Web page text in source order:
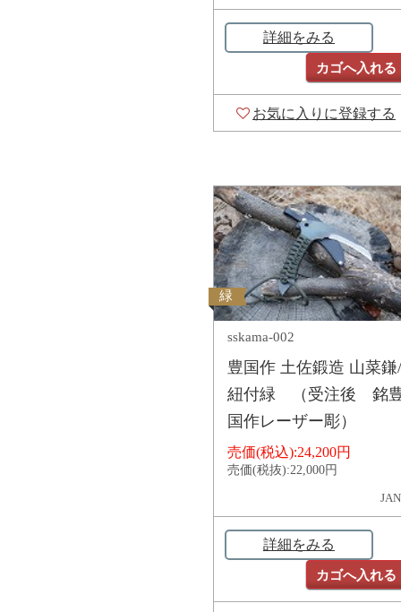
詳細をみる
カゴへ入れる
お気に入りに登録する
緑
sskama-002
豊国作 土佐鍛造 山菜鎌/
紐付緑 （受注後 銘
国作レーザー彫）
売価(税込):24,200円
売価(税抜):22,000円
詳細をみる
カゴへ入れる